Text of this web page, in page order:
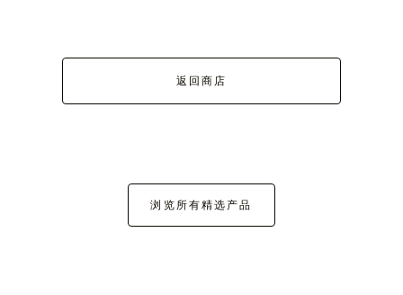
返回商店
浏览所有精选产品